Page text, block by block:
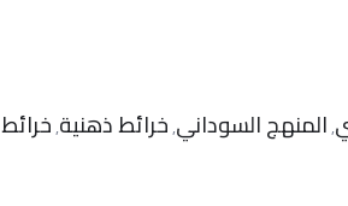
,المنهج السوداني,خرائط ذهنية,